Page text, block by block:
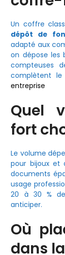
Un coffre
dépôt de
adapté aux
on dépose les
compteuses
complètent
entreprise
Quel
fort
Le volume
pour bijoux et
documents
usage
20 à 30 %
anticiper.
Où
dans